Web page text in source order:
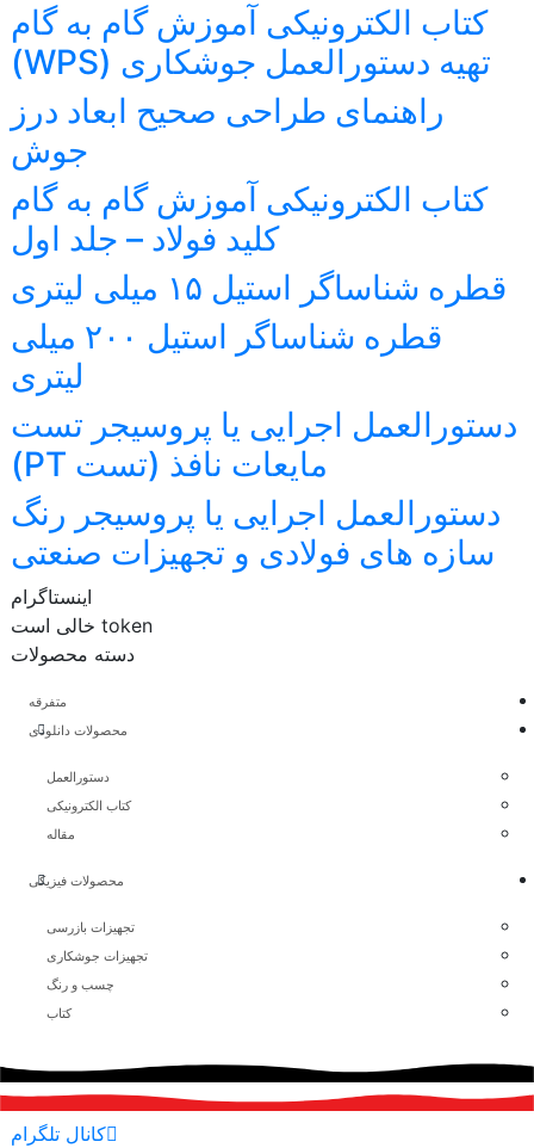
کتاب الکترونیکی آموزش گام به گام
تهیه دستورالعمل جوشکاری (WPS)
راهنمای طراحی صحیح ابعاد درز
جوش
کتاب الکترونیکی آموزش گام به گام
کلید فولاد – جلد اول
قطره شناساگر استیل ۱۵ میلی لیتری
قطره شناساگر استیل ۲۰۰ میلی
لیتری
دستورالعمل اجرایی یا پروسیجر تست
مایعات نافذ (تست PT)
دستورالعمل اجرایی یا پروسیجر رنگ
سازه های فولادی و تجهیزات صنعتی
اینستاگرام
token خالی است
دسته محصولات
متفرقه
محصولات دانلودی
دستورالعمل
کتاب الکترونیکی
مقاله
محصولات فیزیکی
تجهیزات بازرسی
تجهیزات جوشکاری
چسب و رنگ
کتاب
کانال تلگرام